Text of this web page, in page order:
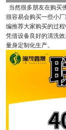
当然很多朋友在购买
很容易会购买一些小
编推荐大家购买的过
凭借设备良好的清洗
量身定制化生产。